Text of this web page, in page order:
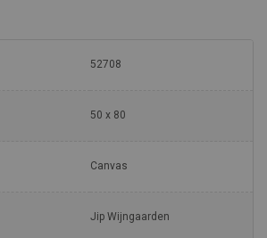
52708
50 x 80
Canvas
Jip Wijngaarden